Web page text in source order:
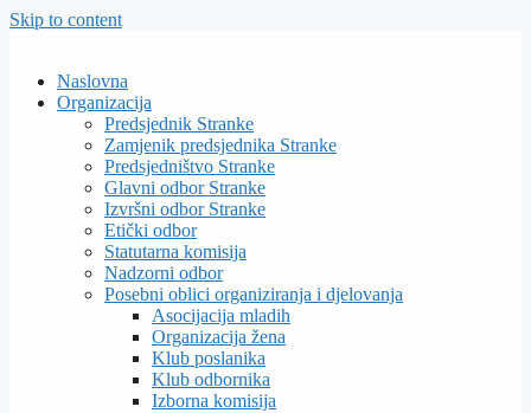
Skip to content
Naslovna
Organizacija
Predsjednik Stranke
Zamjenik predsjednika Stranke
Predsjedništvo Stranke
Glavni odbor Stranke
Izvršni odbor Stranke
Etički odbor
Statutarna komisija
Nadzorni odbor
Posebni oblici organiziranja i djelovanja
Asocijacija mladih
Organizacija žena
Klub poslanika
Klub odbornika
Izborna komisija